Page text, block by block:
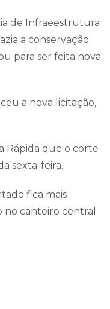
de Infraeestrutura
a conservação
para ser feita nova
a nova licitação,
Rápida que o corte
sexta-feira.
fica mais
no canteiro central